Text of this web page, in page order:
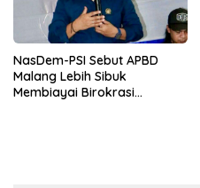
NasDem-PSI Sebut APBD
Malang Lebih Sibuk
Membiayai Birokrasi